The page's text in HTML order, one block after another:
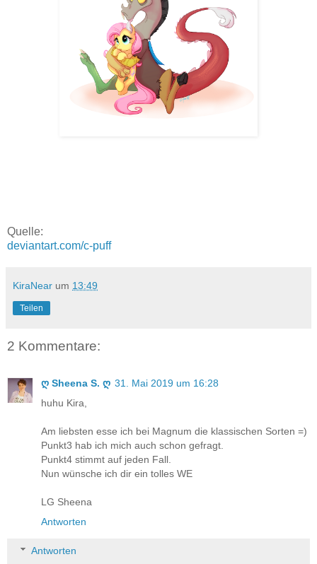
Quelle:
deviantart.com/c-puff
KiraNear um 13:49
Teilen
2 Kommentare:
ღ Sheena S. ღ 31. Mai 2019 um 16:28
huhu Kira,
Am liebsten esse ich bei Magnum die klassischen Sorten =)
Punkt3 hab ich mich auch schon gefragt.
Punkt4 stimmt auf jeden Fall.
Nun wünsche ich dir ein tolles WE
LG Sheena
Antworten
Antworten